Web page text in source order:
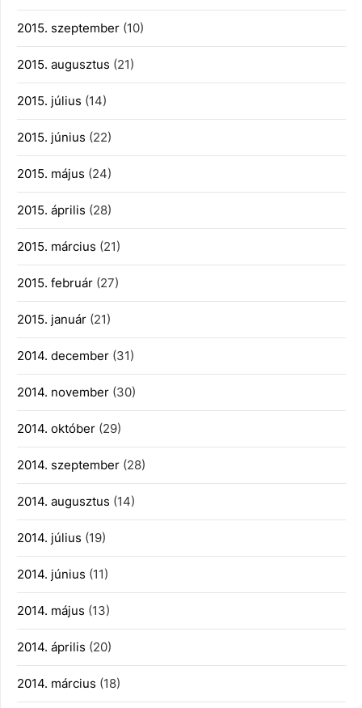
2015. szeptember (10)
2015. augusztus (21)
2015. július (14)
2015. június (22)
2015. május (24)
2015. április (28)
2015. március (21)
2015. február (27)
2015. január (21)
2014. december (31)
2014. november (30)
2014. október (29)
2014. szeptember (28)
2014. augusztus (14)
2014. július (19)
2014. június (11)
2014. május (13)
2014. április (20)
2014. március (18)